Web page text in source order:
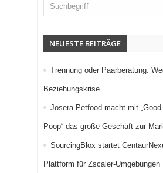
NEUESTE BEITRÄGE
Trennung oder Paarberatung:
Beziehungskrise
Josera Petfood macht mit
Poop“ das große Geschäft zur
SourcingBlox startet
Plattform für Zscaler-Umgebungen